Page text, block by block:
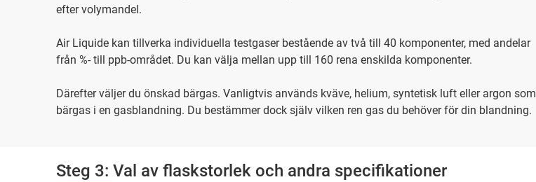
efter volymandel.
Air Liquide kan tillverka individuella testgaser bestående av två till 40 komponenter, med andelar
från %- till ppb-området. Du kan välja mellan upp till 160 rena enskilda komponenter.
Därefter väljer du önskad bärgas. Vanligtvis används kväve, helium, syntetisk luft eller argon som
bärgas i en gasblandning. Du bestämmer dock själv vilken ren gas du behöver för din blandning.
Steg 3: Val av flaskstorlek och andra specifikationer